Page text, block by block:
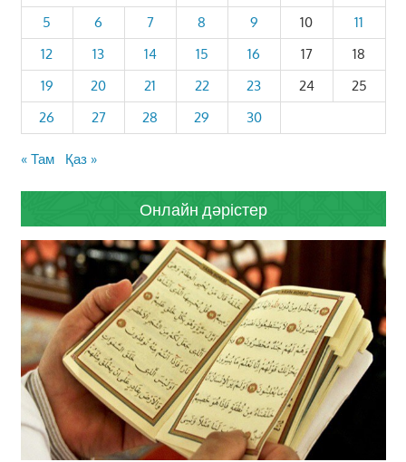
5
6 7 8 9 10
11
12
13 14 15 16 17
18
19
20 21 22 23 24
25
26
27 28 29 30
« Там Қаз »
Онлайн дәрістер